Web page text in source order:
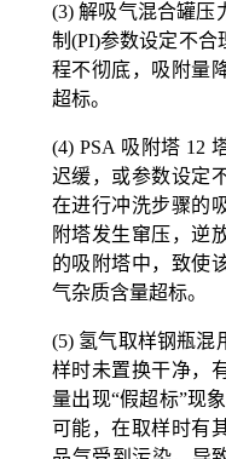
(3) 解吸气混合罐压
制(PI)参数设定不合
程不彻底，吸附量
超标。
(4) PSA 吸附塔 12
迟缓，或参数设定
在进行冲洗步骤的
附塔发生窜压，逆
的吸附塔中，致使
气杂质含量超标。
(5) 氢气取样钢瓶混
样时未置换干净，
量出现“假超标”现象
可能，在取样时有